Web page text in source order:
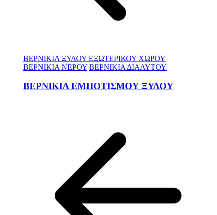
ΒΕΡΝΙΚΙΑ ΞΥΛΟΥ ΕΞΩΤΕΡΙΚΟΥ ΧΩΡΟΥ
ΒΕΡΝΙΚΙΑ ΝΕΡΟΥ ΒΕΡΝΙΚΙΑ ΔΙΑΛΥΤΟΥ
ΒΕΡΝΙΚΙΑ ΕΜΠΟΤΙΣΜΟΥ ΞΥΛΟΥ